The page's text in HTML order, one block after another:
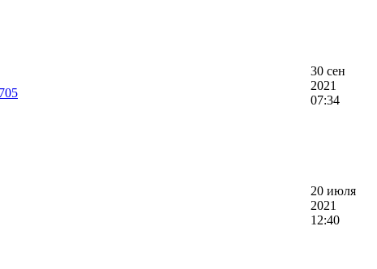
30 сен
2021
07:34
20 июля
2021
12:40